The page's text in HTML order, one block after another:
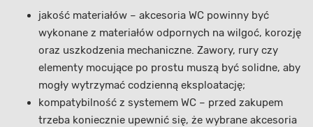
jakość materiałów – akcesoria WC powinny być
wykonane z materiałów odpornych na wilgoć, korozję
oraz uszkodzenia mechaniczne. Zawory, rury czy
elementy mocujące po prostu muszą być solidne, aby
mogły wytrzymać codzienną eksploatację;
kompatybilność z systemem WC – przed zakupem
trzeba koniecznie upewnić się, że wybrane akcesoria